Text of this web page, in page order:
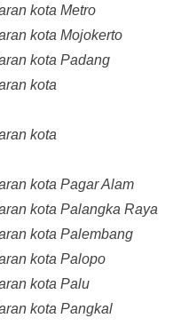
kota Metro
kota Mojokerto
kota Padang
kota
kota
kota Pagar Alam
kota Palangka Raya
kota Palembang
kota Palopo
kota Palu
kota Pangkal